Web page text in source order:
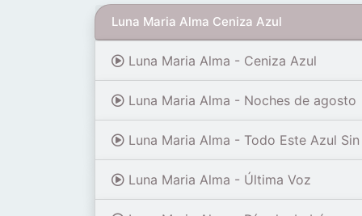
Luna Maria Alma Ceniza Azul
Luna Maria Alma - Ceniza Azul
Luna Maria Alma - Noches de agosto
Luna Maria Alma - Todo Este Azul
Luna Maria Alma - Última Voz